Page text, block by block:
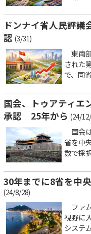
ドンナイ省人民評
認 (3/31)
東南
された
で、同
国会、トゥアティエ
承認 25年から (24/
国会
省を中
数で採
30年までに8省を中
(24/8/28)
ファ
視野に
システ